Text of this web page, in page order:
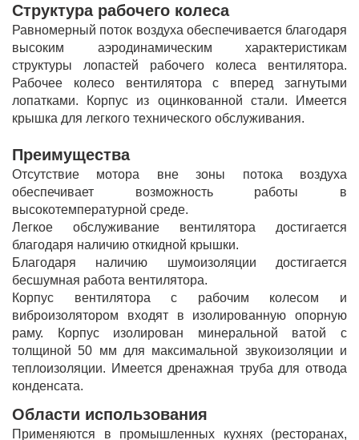
Структура рабочего колеса
Равномерный поток воздуха обеспечивается благодаря
высоким аэродинамическим характеристикам
структуры лопастей рабочего колеса вентилятора.
Рабочее колесо вентилятора с вперед загнутыми
лопатками. Корпус из оцинкованной стали. Имеется
крышка для легкого технического обслуживания.
Преимущества
Отсутствие мотора вне зоны потока воздуха
обеспечивает возможность работы в
высокотемпературной среде.
Легкое обслуживание вентилятора достигается
благодаря наличию откидной крышки.
Благодаря наличию шумоизоляции достигается
бесшумная работа вентилятора.
Корпус вентилятора с рабочим колесом и
виброизолятором входят в изолированную опорную
раму. Корпус изолирован минеральной ватой с
толщиной 50 мм для максимальной звукоизоляции и
теплоизоляции. Имеется дренажная труба для отвода
конденсата.
Области использования
Применяются в промышленных кухнях (ресторанах,